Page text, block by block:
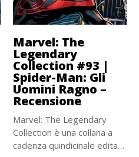
Marvel: The
Legendary
Collection #93 |
Spider-Man: Gli
Uomini Ragno –
Recensione
Marvel: The Legendary
Collection è una collana a
cadenza quindicinale edita